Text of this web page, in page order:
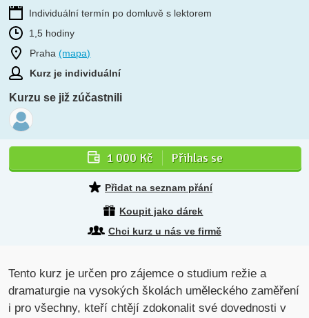
Individuální termín po domluvě s lektorem
1,5 hodiny
Praha(mapa)
Kurz je individuální
Kurzu se již zúčastnili
1 000 Kč Přihlas se
Přidat na seznam přání
Koupit jako dárek
Chci kurz u nás ve firmě
Tento kurz je určen pro zájemce o studium režie a
dramaturgie na vysokých školách uměleckého zaměření
i pro všechny, kteří chtějí zdokonalit své dovednosti v